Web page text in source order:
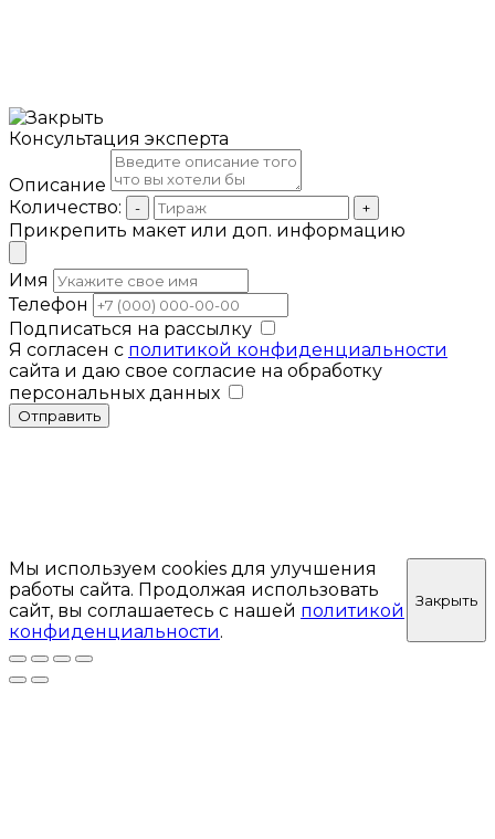
Консультация эксперта
Описание
Количество:
- +
Прикрепить макет или доп. информацию
Имя
Телефон
Подписаться на рассылку
Я согласен с политикой конфиденциальности
сайта и даю свое согласие на обработку
персональных данных
Отправить
Мы используем cookies для улучшения
работы сайта. Продолжая использовать
сайт, вы соглашаетесь с нашей политикой
конфиденциальности.
Закрыть